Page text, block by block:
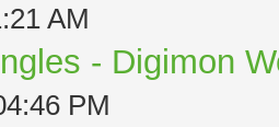
AM
- Digimon
PM